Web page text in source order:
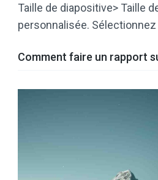
Taille de diapositive> Taille
personnalisée. Sélectionnez
Comment faire un rapport